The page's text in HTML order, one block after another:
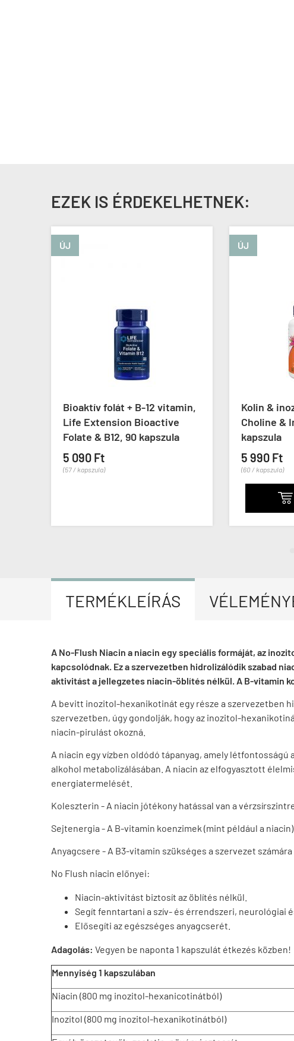
EZEK IS ÉRDEKELHETNEK:
12 vitamin,
Kolin & inozitol 500 mg, Now
Choline & Inositol, 100
kapszula
TERMÉKLEÍRÁS
A No-Flush Niacin a niacin egy speciális formáját, az
kapcsolódnak. Ez a szervezetben hidrolizálódik szabad
aktivitást a jellegzetes niacin-öblítés nélkül. A B-vitamin
A bevitt inozitol-hexanikotinát egy része a szervezetben
szervezetben, úgy gondolják, hogy az inozitol-
niacin-pirulást okozná.
A niacin egy vízben oldódó tápanyag, amely
alkohol metabolizálásában. A niacin az elfogyasztott
energiatermelését.
Koleszterin - A niacin jótékony hatással van a
Sejtenergia - A B-vitamin koenzimek (mint például a
Anyagcsere - A B3-vitamin szükséges a szervezet
No Flush niacin előnyei:
Niacin-aktivitást biztosít az öblítés nélkül.
Segít fenntartani a szív- és érrendszeri,
Elősegíti az egészséges anyagcserét.
Adagolás: Vegyen be naponta 1 kapszulát étkezés közben!
Mennyiség 1 kapszulában
Niacin (800 mg inozitol-hexanicotinátból)
Inozitol (800 mg inozitol-hexanikotinátból)